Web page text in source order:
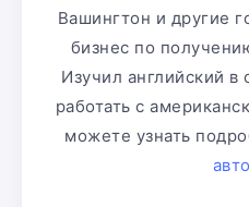
Вашингтон и другие
бизнес по
Изучил английский
работать с
можете узнать